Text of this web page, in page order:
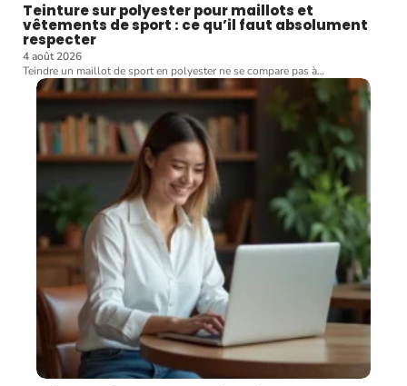
Teinture sur polyester pour maillots et
vêtements de sport : ce qu’il faut absolument
respecter
4 août 2026
Teindre un maillot de sport en polyester ne se compare pas à…